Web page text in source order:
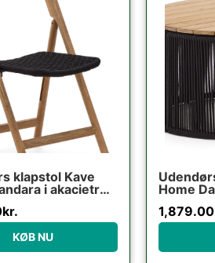
klapstol Kave
i akacietræ
rustik
kr.
KØB NU
Home
sort/
1,879.00